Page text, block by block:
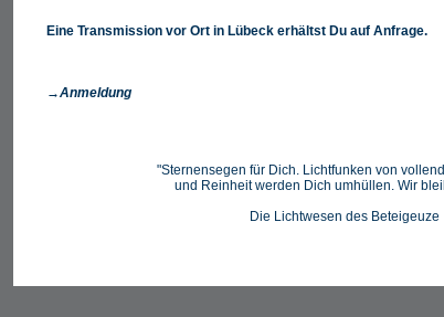
Eine Transmission vor Ort in Lübeck erhältst Du auf Anfrage.
→Anmeldung
"Sternensegen für Dich. Lichtfunken von
und Reinheit werden Dich umhüllen. Wir
Die Lichtwesen des Beteigeuze